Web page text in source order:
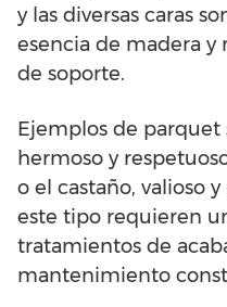
y las diversas caras
esencia de madera
de soporte.
Ejemplos de parquet
hermoso y
o el castaño, valioso
este tipo requieren
tratamientos de
mantenimiento